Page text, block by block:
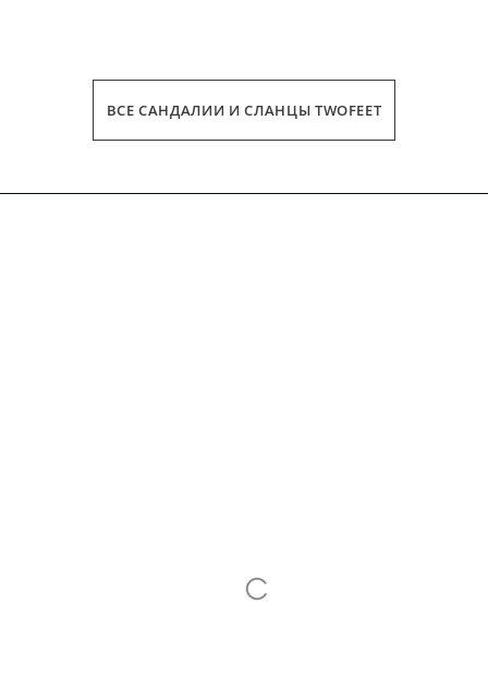
ВСЕ САНДАЛИИ И СЛАНЦЫ TWOFEET